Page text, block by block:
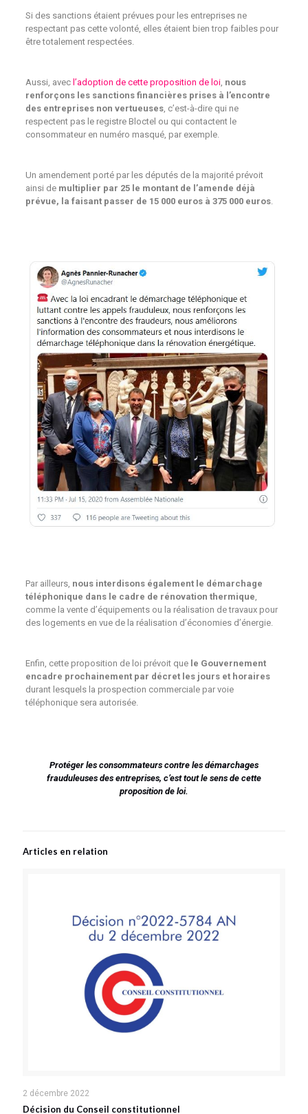
Si des sanctions étaient prévues pour les entreprises ne
respectant pas cette volonté, elles étaient bien trop faibles pour
être totalement respectées.
Aussi, avecl’adoption de cette proposition de loi, nous
renforçons les sanctions financières prises à l’encontre
des entreprises non vertueuses, c’est-à-dire qui ne
respectent pas le registre Bloctel ou qui contactent le
consommateur en numéro masqué, par exemple.
Un amendement porté par les députés de la majorité prévoit
ainsi de multiplier par 25 le montant de l’amende déjà
prévue, la faisant passer de 15 000 euros à 375 000 euros.
Par ailleurs, nous interdisons également le démarchage
téléphonique dans le cadre de rénovation thermique,
comme la vente d’équipements ou la réalisation de travaux pour
des logements en vue de la réalisation d’économies d’énergie.
Enfin, cette proposition de loi prévoit que le Gouvernement
encadre prochainement par décret les jours et horaires
durant lesquels la prospection commerciale par voie
téléphonique sera autorisée.
Protéger les consommateurs contre les démarchages
frauduleuses des entreprises, c’est tout le sens de cette
proposition de loi.
Articles en relation
2 décembre 2022
Décision du Conseil constitutionnel